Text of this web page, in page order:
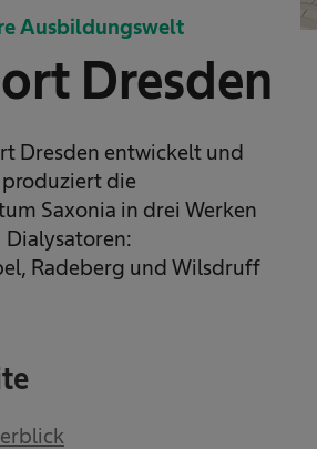
Ausbildungswelt
Dresden
Dresden entwickelt und
produziert die
Saxonia in drei Werken
Dialysatoren:
Radeberg und Wilsdruff